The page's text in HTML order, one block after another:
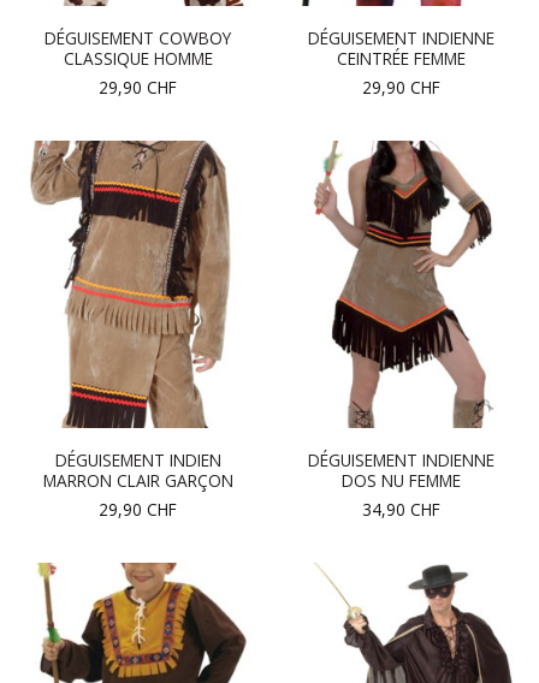
DÉGUISEMENT COWBOY
CLASSIQUE HOMME
29,90 CHF
DÉGUISEMENT INDIENNE
CEINTRÉE FEMME
29,90 CHF
DÉGUISEMENT INDIEN
MARRON CLAIR GARÇON
29,90 CHF
DÉGUISEMENT INDIENNE
DOS NU FEMME
34,90 CHF